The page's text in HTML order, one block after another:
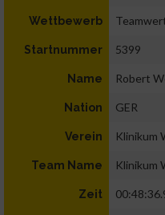
Wettbewerb
Startnummer 5399
Name Robert
Nation GER
Verein Klinikum
Team Name Klinikum
Zeit